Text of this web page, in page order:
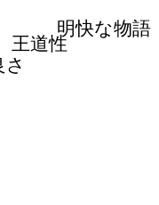
明快な物語
王道性